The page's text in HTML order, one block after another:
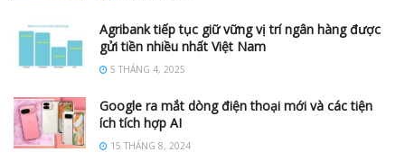
Agribank tiếp tục giữ vững vị trí ngân hàng được
gửi tiền nhiều nhất Việt Nam
5 THÁNG 4, 2025
Google ra mắt dòng điện thoại mới và các tiện
ích tích hợp AI
15 THÁNG 8, 2024